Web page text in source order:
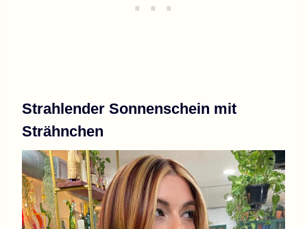
Strahlender Sonnenschein mit
Strähnchen